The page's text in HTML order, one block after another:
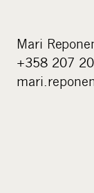
Mari
+358 207